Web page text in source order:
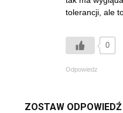
tolerancji, ale
0
Odpowiedz
ZOSTAW ODPOWIEDŹ